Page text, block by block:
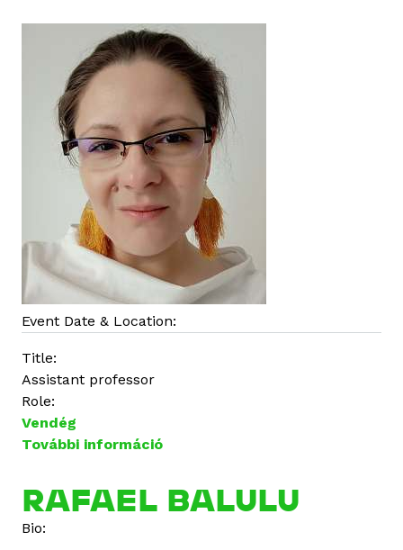
Event Date & Location:
Title:
Assistant professor
Role:
Vendég
További információ
n
RAFAEL BALULU
Bio: